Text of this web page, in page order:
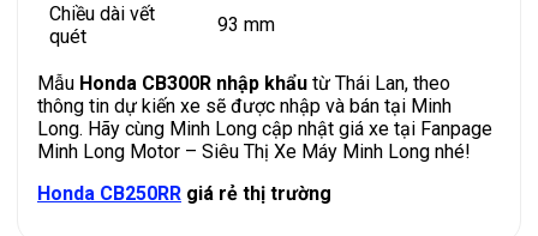
Chiều dài vết
quét
93 mm
Mẫu Honda CB300R nhập khẩu từ Thái Lan, theo
thông tin dự kiến xe sẽ được nhập và bán tại Minh
Long. Hãy cùng Minh Long cập nhật giá xe tại Fanpage
Minh Long Motor – Siêu Thị Xe Máy Minh Long nhé!
Honda CB250RR giá rẻ thị trường